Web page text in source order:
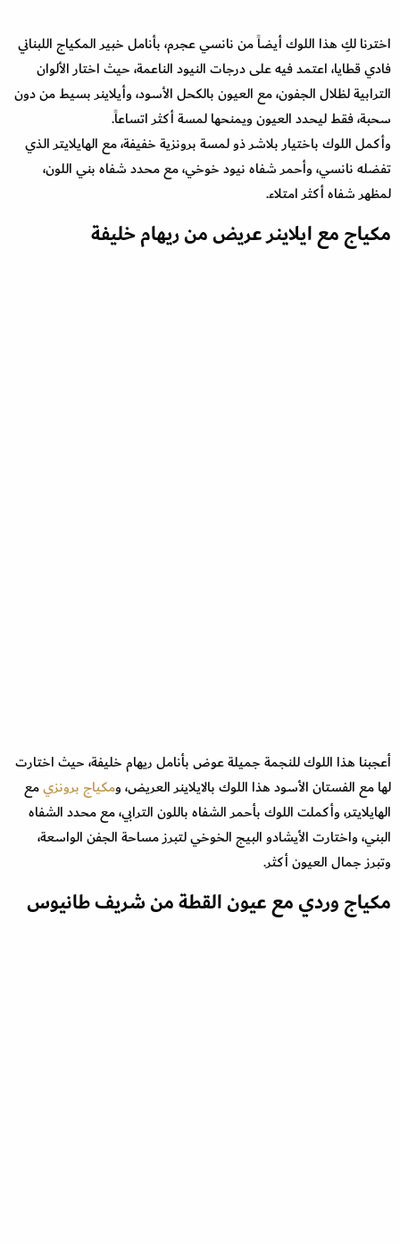
اخترنا لكِ هذا اللوك أيضاً من نانسي عجرم، بأنامل خبير المكياج اللبناني
فادي قطايا، اعتمد فيه على درجات النيود الناعمة، حيث اختار الألوان
الترابية لظلال الجفون، مع العيون بالكحل الأسود، وأيلاينر بسيط من دون
سحبة، فقط ليحدد العيون ويمنحها لمسة أكثر اتساعاً.
وأكمل اللوك باختيار بلاشر ذو لمسة برونزية خفيفة، مع الهايلايتر الذي
تفضله نانسي، وأحمر شفاه نيود خوخي، مع محدد شفاه بني اللون،
لمظهر شفاه أكثر امتلاء.
مكياج مع ايلاينر عريض من ريهام خليفة
أعجبنا هذا اللوك للنجمة جميلة عوض بأنامل ريهام خليفة، حيث اختارت
لها مع الفستان الأسود هذا اللوك بالايلاينر العريض، ومكياج برونزيمع
الهايلايتر، وأكملت اللوك بأحمر الشفاه باللون الترابي، مع محدد الشفاه
البني، واختارت الأيشادو البيج الخوخي لتبرز مساحة الجفن الواسعة،
وتبرز جمال العيون أكثر.
مكياج وردي مع عيون القطة من شريف طانيوس